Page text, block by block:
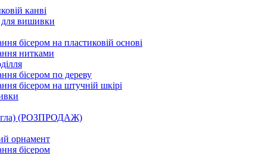
канві
вишивки
бісером на пластиковій основі
нитками
бісером по дереву
бісером на штучній шкірі
(РОЗПРОДАЖ)
орнамент
бісером